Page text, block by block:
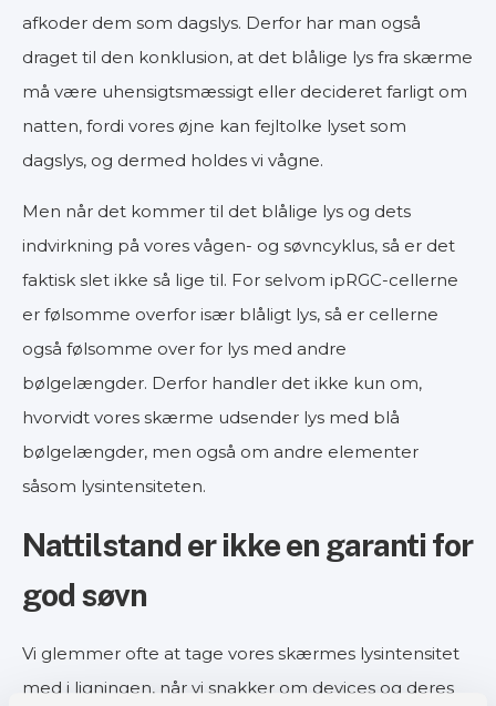
afkoder dem som dagslys. Derfor har man også
draget til den konklusion, at det blålige lys fra skærme
må være uhensigtsmæssigt eller decideret farligt om
natten, fordi vores øjne kan fejltolke lyset som
dagslys, og dermed holdes vi vågne.
Men når det kommer til det blålige lys og dets
indvirkning på vores vågen- og søvncyklus, så er det
faktisk slet ikke så lige til. For selvom ipRGC-cellerne
er følsomme overfor især blåligt lys, så er cellerne
også følsomme over for lys med andre
bølgelængder. Derfor handler det ikke kun om,
hvorvidt vores skærme udsender lys med blå
bølgelængder, men også om andre elementer
såsom lysintensiteten.
Nattilstand er ikke en garanti for
god søvn
Vi glemmer ofte at tage vores skærmes lysintensitet
med i ligningen, når vi snakker om devices og deres